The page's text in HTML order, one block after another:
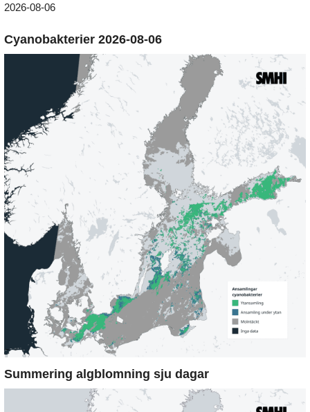
2026-08-06
Cyanobakterier 2026-08-06
Summering algblomning sju dagar